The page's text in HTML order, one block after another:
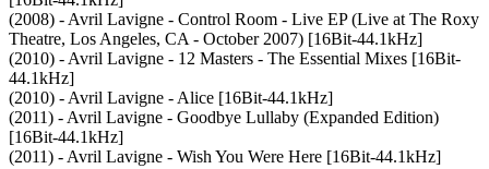
(2008) - Avril Lavigne - Control Room - Live EP (Live at The Roxy
Theatre, Los Angeles, CA - October 2007) [16Bit-44.1kHz]
(2010) - Avril Lavigne - 12 Masters - The Essential Mixes [16Bit-
44.1kHz]
(2010) - Avril Lavigne - Alice [16Bit-44.1kHz]
(2011) - Avril Lavigne - Goodbye Lullaby (Expanded Edition)
[16Bit-44.1kHz]
(2011) - Avril Lavigne - Wish You Were Here [16Bit-44.1kHz]